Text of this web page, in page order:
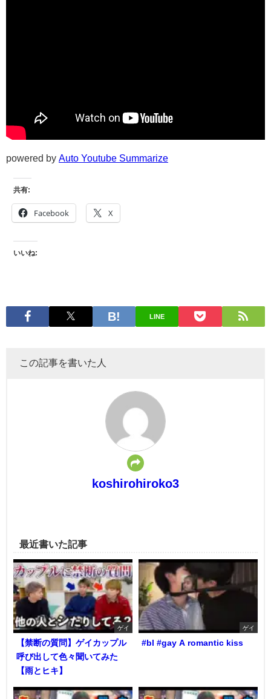
powered by Auto Youtube Summarize
共有:
Facebook X
いいね:
LINE
この記事を書いた人
koshirohiroko3
最近書いた記事
ゲイ
【禁断の質問】ゲイカップル
呼び出して色々聞いてみた
【雨とヒキ】
ゲイ
#bl #gay A romantic kiss